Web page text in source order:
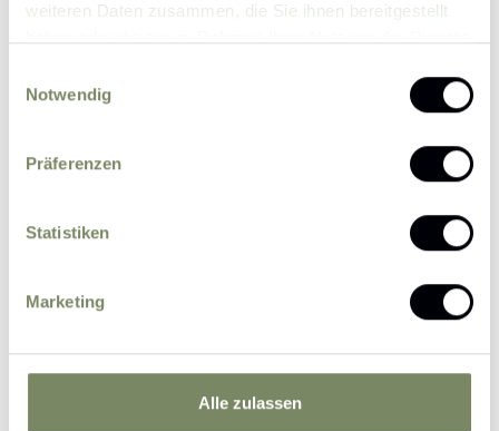
weiteren Daten zusammen, die Sie ihnen bereitgestellt
Notwendig
Präferenzen
Statistiken
Marketing
Alle zulassen
offers by e-mail.
may be processed by the data protection officer
for the purpose of processing my enquiry on the